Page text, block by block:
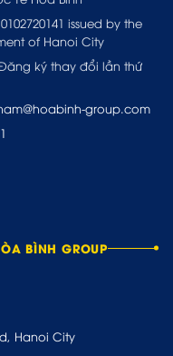
issued by the
of Hanoi City
ký thay đổi lần thứ
group.com
BÌNH GROUP
Hanoi City